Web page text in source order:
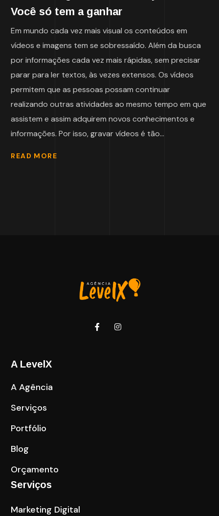
Você só tem a ganhar
Em mundo cada vez mais visual os conteúdos em
vídeos e imagens tem se sobressaído. Além da busca
por informações cada vez mais rápidas, sem precisar
parar para ler textos, às vezes extensos. Os vídeos
permitem que as pessoas possam continuar
realizando outras atividades ao mesmo tempo em que
assistem e assim adquirem novos conhecimentos e
informações. Por isso, gravar vídeos é tão...
READ MORE
A LevelX
A Agência
Serviços
Portfólio
Blog
Orçamento
Serviços
Marketing Digital